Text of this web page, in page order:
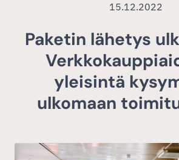
15.12.2022
Paketin lähetys
yleisintä
ulkomaan